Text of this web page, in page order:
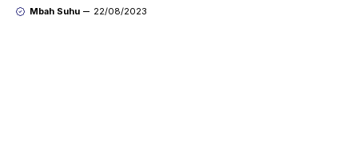
Mbah Suhu 22/08/2023